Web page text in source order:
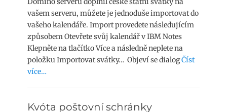
vašem serveru, můžete je jednoduše importovat do
vašeho kalendáře. Import provedete následujícím
způsobem Otevřete svůj kalendář v IBM Notes
Klepněte na tlačítko Více a následně neplete na
položku Importovat svátky… Objeví se dialogČíst
více…
Kvóta poštovní schránky